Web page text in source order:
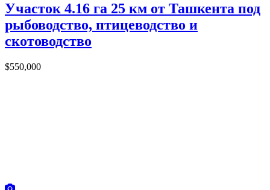
Участок 4.16 га 25 км от Ташкента под
рыбоводство, птицеводство и
скотоводство
$550,000